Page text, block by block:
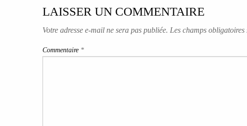
DE
L’ARTICLE
LAISSER UN COMMENTAIRE
Votre adresse e-mail ne sera pas publiée. Les champs
Commentaire *